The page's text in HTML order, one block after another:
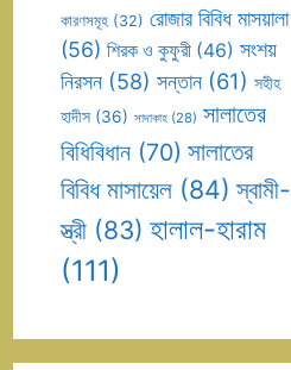
কারণসমূহ (32) রোজার বিবিধ মাসয়ালা
(56) শিরক ও কুফুরী (46) সংশয়
নিরসন (58) সন্তান (61) সহীহ
হাদীস (36) সাদাকাহ (28) সালাতের
বিধিবিধান (70) সালাতের
বিবিধ মাসায়েল (84) স্বামী-
স্ত্রী (83) হালাল-হারাম
(111)